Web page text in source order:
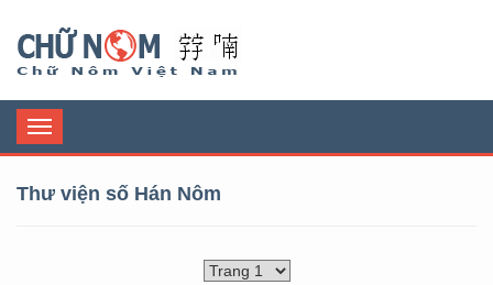
Toggle
navigation
Thư viện số Hán Nôm